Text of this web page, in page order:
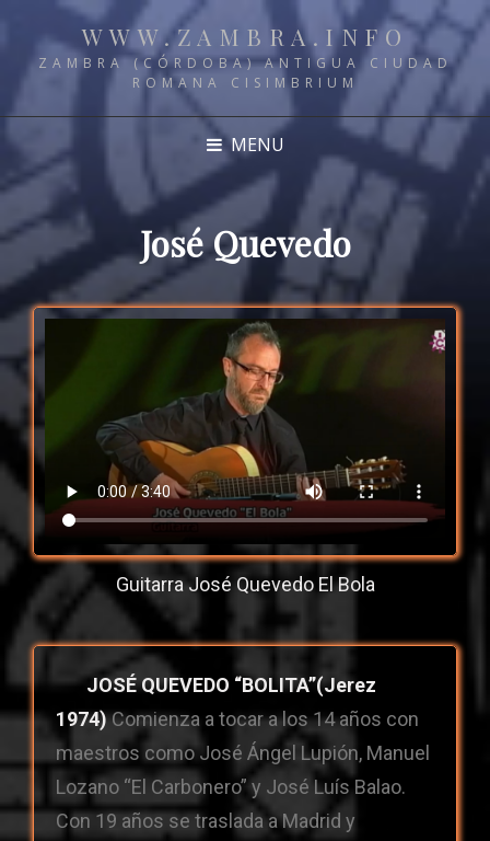
WWW.ZAMBRA.INFO
ZAMBRA (CÓRDOBA) ANTIGUA CIUDAD
ROMANA CISIMBRIUM
MENU
José Quevedo
Guitarra José Quevedo El Bola
JOSÉ QUEVEDO “BOLITA”(Jerez
1974)Comienza a tocar a los 14 años con
maestros como José Ángel Lupión, Manuel
Lozano “El Carbonero” y José Luís Balao.
Con 19 años se traslada a Madrid y